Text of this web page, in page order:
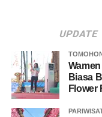
UPDATE
Biasa
Flower